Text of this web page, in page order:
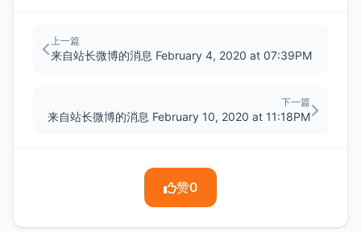
上一篇
来自站长微博的消息 February 4, 2020 at 07:39PM
下一篇
来自站长微博的消息 February 10, 2020 at 11:18PM
赞0